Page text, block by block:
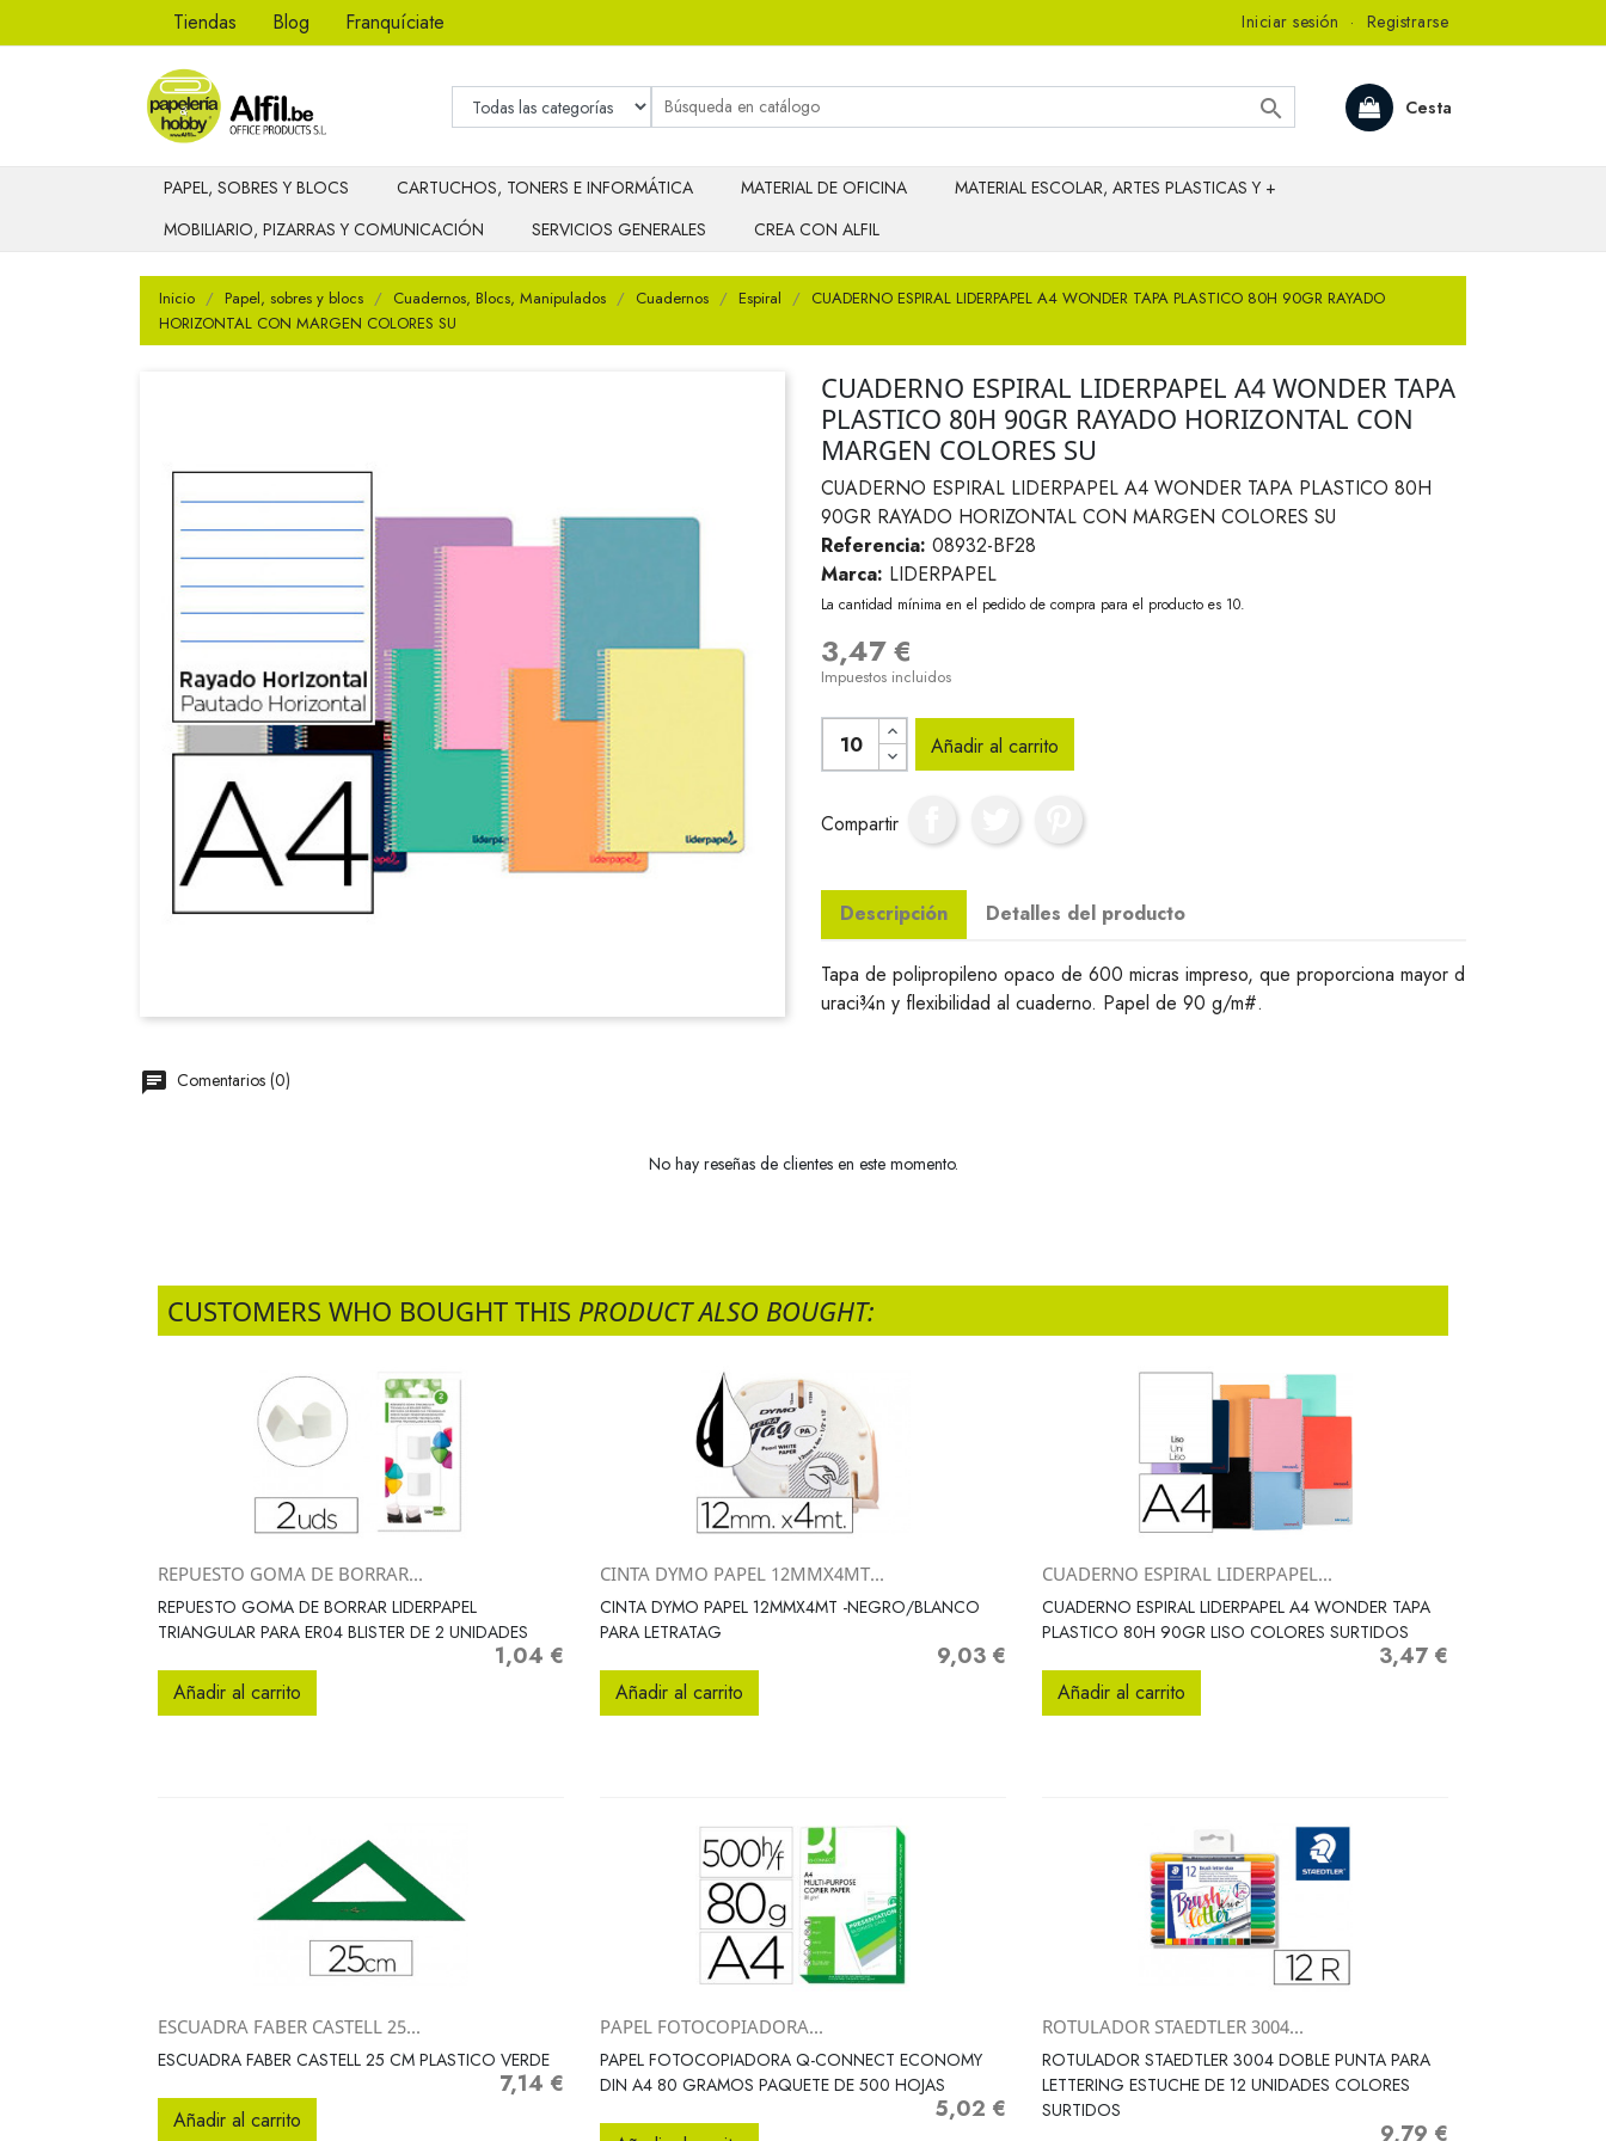
Tiendas Blog Franquíciate Iniciar sesión · Registrarse
Cesta

PAPEL, SOBRES Y BLOCS CARTUCHOS, TONERS E INFORMÁTICA MATERIAL DE OFICINA
MATERIAL ESCOLAR, ARTES PLASTICAS Y +
MOBILIARIO, PIZARRAS Y COMUNICACIÓN
SERVICIOS GENERALES CREA CON ALFIL
Inicio Papel, sobres y blocs Cuadernos, Blocs, Manipulados Cuadernos Espiral
CUADERNO ESPIRAL LIDERPAPEL A4 WONDER TAPA PLASTICO 80H 90GR RAYADO
HORIZONTAL CON MARGEN COLORES SU
CUADERNO ESPIRAL LIDERPAPEL A4 WONDER TAPA
PLASTICO 80H 90GR RAYADO HORIZONTAL CON
MARGEN COLORES SU
CUADERNO ESPIRAL LIDERPAPEL A4 WONDER TAPA PLASTICO 80H
90GR RAYADO HORIZONTAL CON MARGEN COLORES SU
Referencia: 08932-BF28
Marca: LIDERPAPEL
La cantidad mínima en el pedido de compra para el producto es 10.
3,47 €
Impuestos incluidos
Añadir al carrito
Compartir
Descripción Detalles del producto
Tapa de polipropileno opaco de 600 micras impreso, que proporciona mayor d
uraci¾n y flexibilidad al cuaderno. Papel de 90 g/m#.
Comentarios (0)
No hay reseñas de clientes en este momento.
CUSTOMERS WHO BOUGHT THIS PRODUCT ALSO BOUGHT:
Vista rápida
REPUESTO GOMA DE BORRAR...
REPUESTO GOMA DE BORRAR LIDERPAPEL
TRIANGULAR PARA ER04 BLISTER DE 2 UNIDADES
Precio
1,04 €
Añadir al carrito
 Vista rápida
CINTA DYMO PAPEL 12MMX4MT...
CINTA DYMO PAPEL 12MMX4MT -NEGRO/BLANCO
PARA LETRATAG
Precio
9,03 €
Añadir al carrito
Vista rápida
CUADERNO ESPIRAL LIDERPAPEL...
CUADERNO ESPIRAL LIDERPAPEL A4 WONDER TAPA
PLASTICO 80H 90GR LISO COLORES SURTIDOS
Precio
3,47 €
Añadir al carrito
Vista rápida
ESCUADRA FABER CASTELL 25...
ESCUADRA FABER CASTELL 25 CM PLASTICO VERDE
Precio
7,14 €
Añadir al carrito
Vista rápida
PAPEL FOTOCOPIADORA...
PAPEL FOTOCOPIADORA Q-CONNECT ECONOMY
DIN A4 80 GRAMOS PAQUETE DE 500 HOJAS
Precio
5,02 €
 Vista rápida
ROTULADOR STAEDTLER 3004...
ROTULADOR STAEDTLER 3004 DOBLE PUNTA PARA
LETTERING ESTUCHE DE 12 UNIDADES COLORES
SURTIDOS
Precio
9,79 €